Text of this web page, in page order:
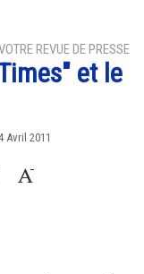
REVUE DE PRESSE
et le
Avril 2011